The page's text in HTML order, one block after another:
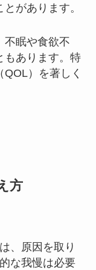
があります。
不眠や食欲不
もあります。特
）を著しく
方
、原因を取り
な我慢は必要